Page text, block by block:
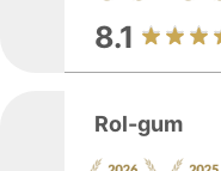
8.1
Rol-gum